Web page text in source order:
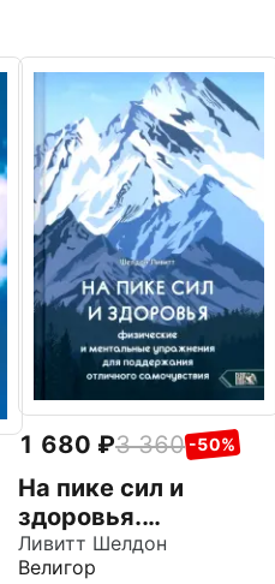
1 680 3 360 -50%
На пике сил и
здоровья.
Физические и
ментальные
Ливитт Шелдон
Велигор